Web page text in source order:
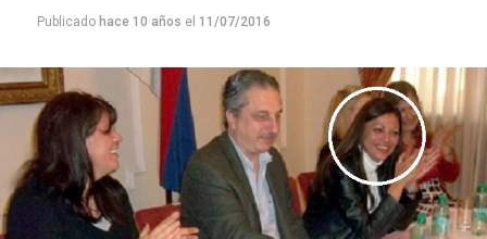
Publicado hace 10 años el 11/07/2016